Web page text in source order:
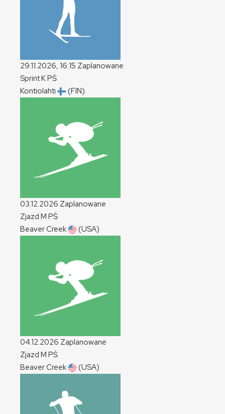
29.11.2026, 16:15 Zaplanowane
SprintKPŚ
Kontiolahti
(FIN)
03.12.2026 Zaplanowane
Zjazd M PŚ
Beaver Creek
(USA)
04.12.2026 Zaplanowane
Zjazd M PŚ
Beaver Creek
(USA)